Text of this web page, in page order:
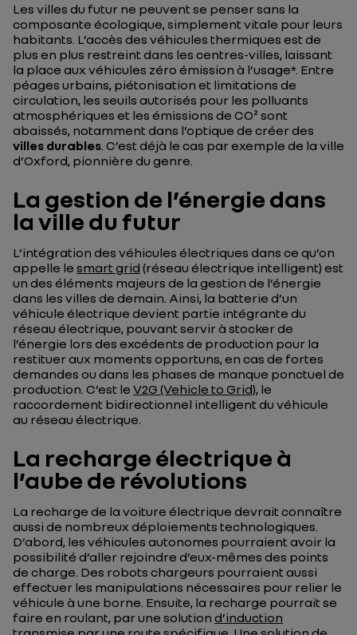
Les villes du futur ne peuvent se penser sans la
composante écologique, simplement vitale pour leurs
habitants. L’accès des véhicules thermiques est de
plus en plus restreint dans les centres-villes, laissant
la place aux véhicules zéro émission à l’usage*. Entre
péages urbains, piétonisation et limitations de
circulation, les seuils autorisés pour les polluants
atmosphériques et les émissions de CO² sont
abaissés, notamment dans l’optique de créer des
villes durables. C’est déjà le cas par exemple de la ville
d’Oxford, pionnière du genre.
La gestion de l’énergie dans
la ville du futur
L’intégration des véhicules électriques dans ce qu’on
appelle le smart grid (réseau électrique intelligent) est
un des éléments majeurs de la gestion de l’énergie
dans les villes de demain. Ainsi, la batterie d’un
véhicule électrique devient partie intégrante du
réseau électrique, pouvant servir à stocker de
l’énergie lors des excédents de production pour la
restituer aux moments opportuns, en cas de fortes
demandes ou dans les phases de manque ponctuel de
production. C’est le V2G (Vehicle to Grid), le
raccordement bidirectionnel intelligent du véhicule
au réseau électrique.
La recharge électrique à
l’aube de révolutions
La recharge de la voiture électrique devrait connaître
aussi de nombreux déploiements technologiques.
D’abord, les véhicules autonomes pourraient avoir la
possibilité d’aller rejoindre d’eux-mêmes des points
de charge. Des robots chargeurs pourraient aussi
effectuer les manipulations nécessaires pour relier le
véhicule à une borne. Ensuite, la recharge pourrait se
faire en roulant, par une solution d’induction